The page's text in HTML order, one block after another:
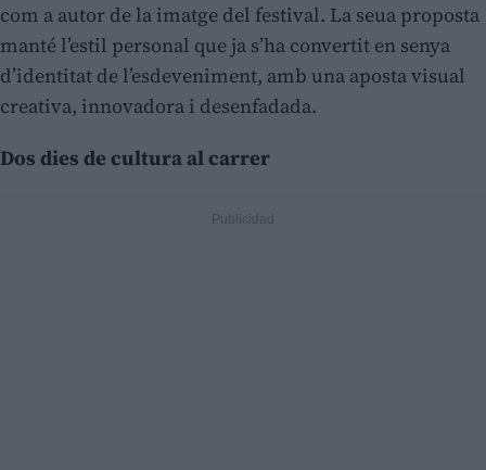
com a autor de la imatge del festival. La seua proposta
manté l’estil personal que ja s’ha convertit en senya
d’identitat de l’esdeveniment, amb una aposta visual
creativa, innovadora i desenfadada.
Dos dies de cultura al carrer